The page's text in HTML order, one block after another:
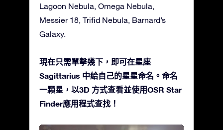
Lagoon Nebula, Omega Nebula,
Messier 18, Trifid Nebula, Barnard’s
Galaxy.
現在只需單擊幾下，即可在星座
Sagittarius 中給自己的星星命名。命名
一顆星，以3D 方式查看並使用OSR Star
Finder應用程式查找！